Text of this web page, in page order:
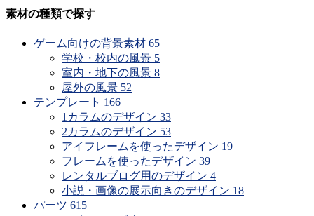
素材の種類で探す
ゲーム向けの背景素材 65
学校・校内の風景 5
室内・地下の風景 8
屋外の風景 52
テンプレート 166
1カラムのデザイン 33
2カラムのデザイン 53
アイフレームを使ったデザイン 19
フレームを使ったデザイン 39
レンタルブログ用のデザイン 4
小説・画像の展示向きのデザイン 18
パーツ 615